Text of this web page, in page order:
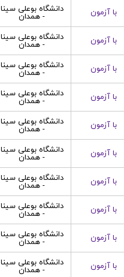
با آزمون دانشگاه بوعلی سینا
- همدان
با آزمون دانشگاه بوعلی سینا
- همدان
با آزمون دانشگاه بوعلی سینا
- همدان
با آزمون دانشگاه بوعلی سینا
- همدان
با آزمون دانشگاه بوعلی سینا
- همدان
با آزمون دانشگاه بوعلی سینا
- همدان
با آزمون دانشگاه بوعلی سینا
- همدان
با آزمون دانشگاه بوعلی سینا
- همدان
با آزمون دانشگاه بوعلی سینا
- همدان
با آزمون دانشگاه بوعلی سینا
- همدان